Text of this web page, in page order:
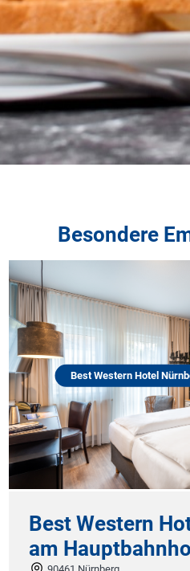
Besondere
Best Western Hotel Nürnberg am
Western Hotel